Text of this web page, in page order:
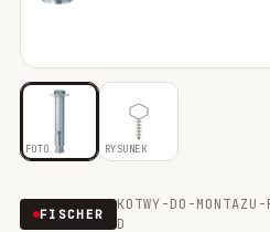
Mocowania do rusztowań
Wiertła i narzędzia
Mocowania elektryczne
FOTO RYSUNEK
FISCHER
KOTWY-DO-
D